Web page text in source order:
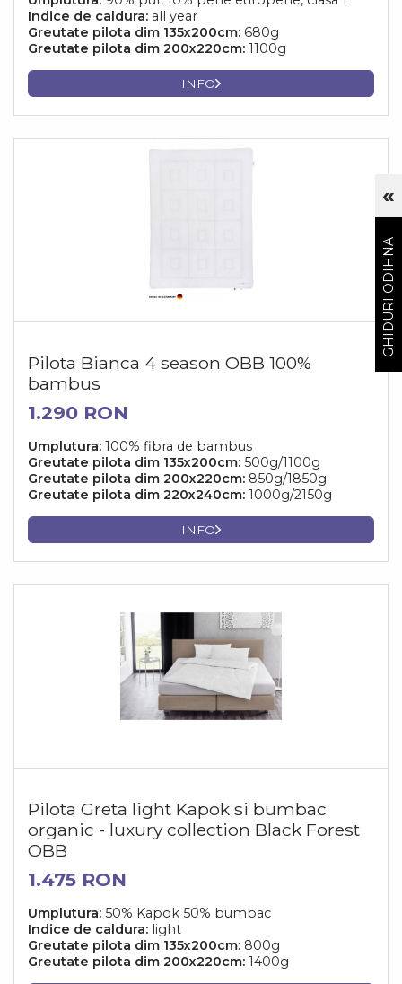
Indice de caldura: all year
Greutate pilota dim 135x200cm: 680g
Greutate pilota dim 200x220cm: 1100g
INFO
Pilota Bianca 4 season OBB 100%
bambus
1.290 RON
Umplutura: 100% fibra de bambus
Greutate pilota dim 135x200cm: 500g/1100g
Greutate pilota dim 200x220cm: 850g/1850g
Greutate pilota dim 220x240cm: 1000g/2150g
INFO
Pilota Greta light Kapok si bumbac
organic - luxury collection Black Forest
OBB
1.475 RON
Umplutura: 50% Kapok 50% bumbac
Indice de caldura: light
Greutate pilota dim 135x200cm: 800g
Greutate pilota dim 200x220cm: 1400g
«
GHIDURI ODIHNA